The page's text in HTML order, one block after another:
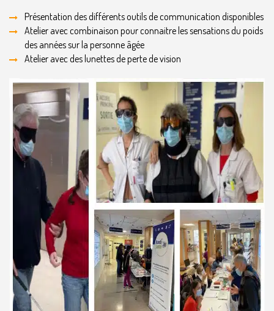
Présentation des différents outils de communication disponibles
Atelier avec combinaison pour connaitre les sensations du poids
des années sur la personne âgée
Atelier avec des lunettes de perte de vision